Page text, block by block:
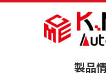
製品